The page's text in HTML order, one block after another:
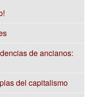
de ancianos:
del capitalismo